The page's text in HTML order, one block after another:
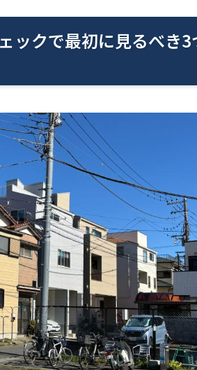
ックで最初に見るべき3